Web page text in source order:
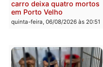
Homem é encontrado
morto em residência no
bairro Colina Park em RO